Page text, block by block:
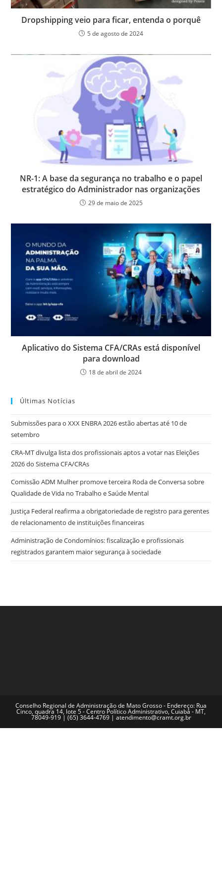
Dropshipping veio para ficar, entenda o porquê
5 de agosto de 2024
NR-1: A base da segurança no trabalho e o papel
estratégico do Administrador nas organizações
29 de maio de 2025
Aplicativo do Sistema CFA/CRAs está disponível
para download
18 de abril de 2024
Últimas Notícias
Submissões para o XXX ENBRA 2026 estão abertas até 10 de
setembro
CRA-MT divulga lista dos profissionais aptos a votar nas Eleições
2026 do Sistema CFA/CRAs
Comissão ADM Mulher promove terceira Roda de Conversa sobre
Qualidade de Vida no Trabalho e Saúde Mental
Justiça Federal reafirma a obrigatoriedade de registro para gerentes
de relacionamento de instituições financeiras
Administração de Condomínios: fiscalização e profissionais
registrados garantem maior segurança à sociedade
Conselho Regional de Administração de Mato Grosso - Endereço: Rua
Cinco, quadra 14, lote 5 - Centro Político Administrativo, Cuiabá - MT,
78049-919 | (65) 3644-4769 | atendimento@cramt.org.br